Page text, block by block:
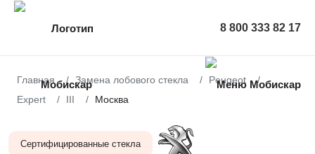
8 800 333 82 17
Главная Замена лобового стекла
Peugeot
Expert
III Москва
Сертифицированные стекла